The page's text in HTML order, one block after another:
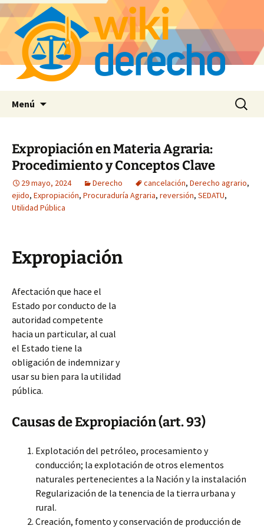
Menú Buscar:
Expropiación en Materia Agraria:
Procedimiento y Conceptos Clave
29 mayo, 2024 Derecho cancelación, Derecho agrario,
ejido, Expropiación, Procuraduría Agraria, reversión, SEDATU,
Utilidad Pública
Expropiación
Afectación que hace el
Estado por conducto de la
autoridad competente
hacia un particular, al cual
el Estado tiene la
obligación de indemnizar y
usar su bien para la utilidad
pública.
Causas de Expropiación (art. 93)
Explotación del petróleo, procesamiento y
conducción; la explotación de otros elementos
naturales pertenecientes a la Nación y la instalación
Regularización de la tenencia de la tierra urbana y
rural.
Creación, fomento y conservación de producción de